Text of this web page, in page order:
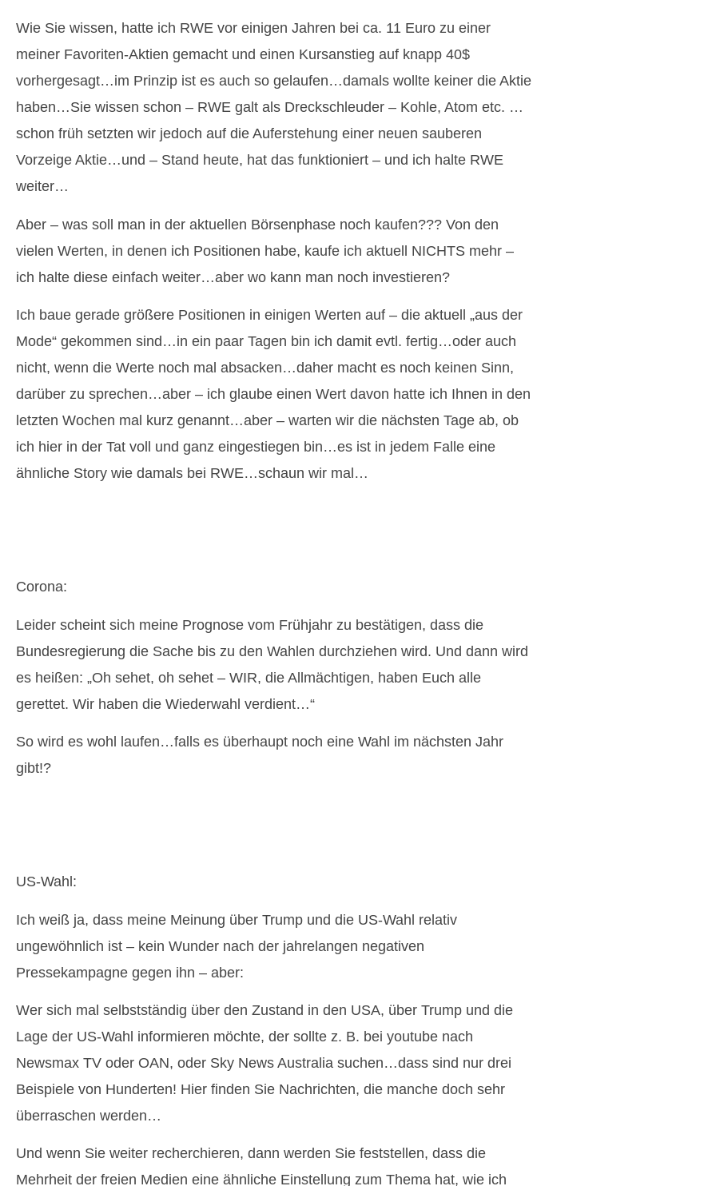
Wie Sie wissen, hatte ich RWE vor einigen Jahren bei ca. 11 Euro zu einer
meiner Favoriten-Aktien gemacht und einen Kursanstieg auf knapp 40$
vorhergesagt…im Prinzip ist es auch so gelaufen…damals wollte keiner die Aktie
haben…Sie wissen schon – RWE galt als Dreckschleuder – Kohle, Atom etc. …
schon früh setzten wir jedoch auf die Auferstehung einer neuen sauberen
Vorzeige Aktie…und – Stand heute, hat das funktioniert – und ich halte RWE
weiter…
Aber – was soll man in der aktuellen Börsenphase noch kaufen??? Von den
vielen Werten, in denen ich Positionen habe, kaufe ich aktuell NICHTS mehr –
ich halte diese einfach weiter…aber wo kann man noch investieren?
Ich baue gerade größere Positionen in einigen Werten auf – die aktuell „aus der
Mode“ gekommen sind…in ein paar Tagen bin ich damit evtl. fertig…oder auch
nicht, wenn die Werte noch mal absacken…daher macht es noch keinen Sinn,
darüber zu sprechen…aber – ich glaube einen Wert davon hatte ich Ihnen in den
letzten Wochen mal kurz genannt…aber – warten wir die nächsten Tage ab, ob
ich hier in der Tat voll und ganz eingestiegen bin…es ist in jedem Falle eine
ähnliche Story wie damals bei RWE…schaun wir mal…
Corona:
Leider scheint sich meine Prognose vom Frühjahr zu bestätigen, dass die
Bundesregierung die Sache bis zu den Wahlen durchziehen wird. Und dann wird
es heißen: „Oh sehet, oh sehet – WIR, die Allmächtigen, haben Euch alle
gerettet. Wir haben die Wiederwahl verdient…“
So wird es wohl laufen…falls es überhaupt noch eine Wahl im nächsten Jahr
gibt!?
US-Wahl:
Ich weiß ja, dass meine Meinung über Trump und die US-Wahl relativ
ungewöhnlich ist – kein Wunder nach der jahrelangen negativen
Pressekampagne gegen ihn – aber:
Wer sich mal selbstständig über den Zustand in den USA, über Trump und die
Lage der US-Wahl informieren möchte, der sollte z. B. bei youtube nach
Newsmax TV oder OAN, oder Sky News Australia suchen…dass sind nur drei
Beispiele von Hunderten! Hier finden Sie Nachrichten, die manche doch sehr
überraschen werden…
Und wenn Sie weiter recherchieren, dann werden Sie feststellen, dass die
Mehrheit der freien Medien eine ähnliche Einstellung zum Thema hat, wie ich